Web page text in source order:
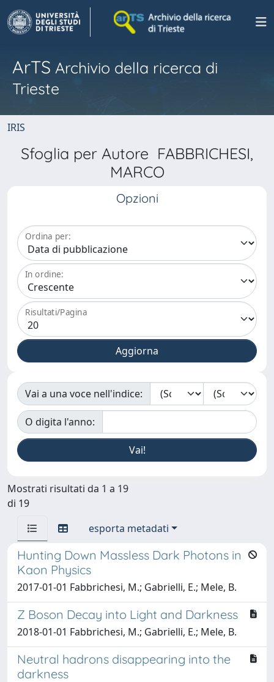
ArTS Archivio della ricerca di
Trieste
IRIS
Sfoglia per Autore FABBRICHESI,
MARCO
Opzioni
Ordina per:
In ordine:
Risultati/Pagina
Vai a una voce nell'indice:
O digita l'anno:
Mostrati risultati da 1 a 19
di 19
esporta metadati
Hunting Down Massless Dark Photons in
Kaon Physics
2017-01-01 Fabbrichesi, M.; Gabrielli, E.; Mele, B.
Z Boson Decay into Light and Darkness
2018-01-01 Fabbrichesi, M.; Gabrielli, E.; Mele, B.
Neutral hadrons disappearing into the
darkness